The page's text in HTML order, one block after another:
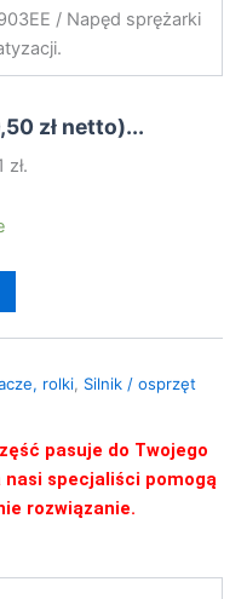
/ Napęd sprężarki
zł netto)...
zł.
rolki Silnik / osprzęt
pasuje do Twojego
nasi specjaliści pomogą
rozwiązanie.